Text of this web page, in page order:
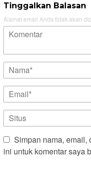
Tinggalkan Balasan
Alamat email Anda tidak akan
Simpan nama, email,
ini untuk komentar saya